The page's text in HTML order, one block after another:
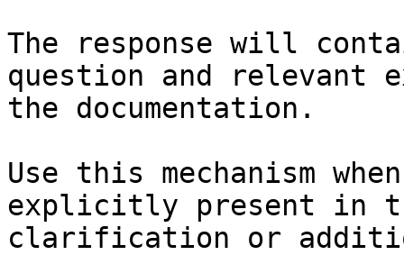
The response will
question and relevant
the documentation.
Use this mechanism
explicitly present in
clarification or